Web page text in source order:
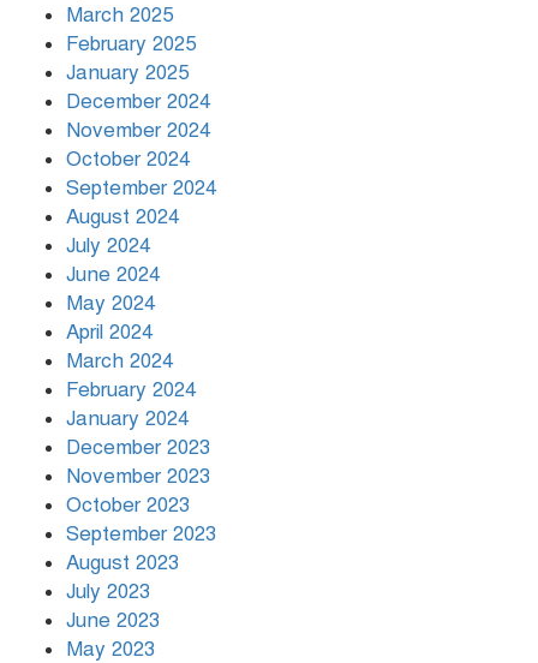
March 2025
February 2025
January 2025
December 2024
November 2024
October 2024
September 2024
August 2024
July 2024
June 2024
May 2024
April 2024
March 2024
February 2024
January 2024
December 2023
November 2023
October 2023
September 2023
August 2023
July 2023
June 2023
May 2023